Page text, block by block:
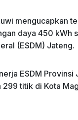
mengucapkan
daya 450 kWh
(ESDM) Jateng.
ESDM Provinsi
titik di Kota